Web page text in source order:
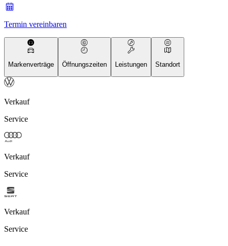
Termin vereinbaren
Markenverträge Öffnungszeiten Leistungen Standort
Verkauf
Service
Verkauf
Service
Verkauf
Service